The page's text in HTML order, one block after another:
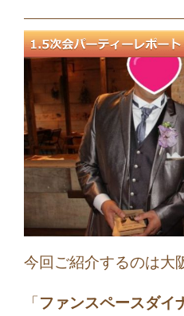
今回ご紹介するのは大
「ファンスペースダイ